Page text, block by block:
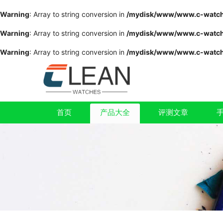
Warning: Array to string conversion in /mydisk/www/www.c-
Warning: Array to string conversion in /mydisk/www/www.c-
Warning: Array to string conversion in /mydisk/www/www.c-
首页 产品大全 评测文章